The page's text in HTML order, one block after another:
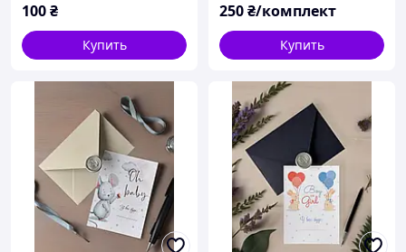
100₴
Купить
250₴/комплект
Купить